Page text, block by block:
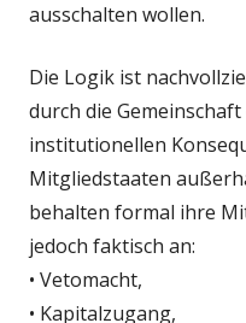
ausschalten wollen.
Die Logik ist
durch die
institutionellen
Mitgliedstaaten
behalten formal ihre
jedoch faktisch an:
• Vetomacht,
• Kapitalzugang,